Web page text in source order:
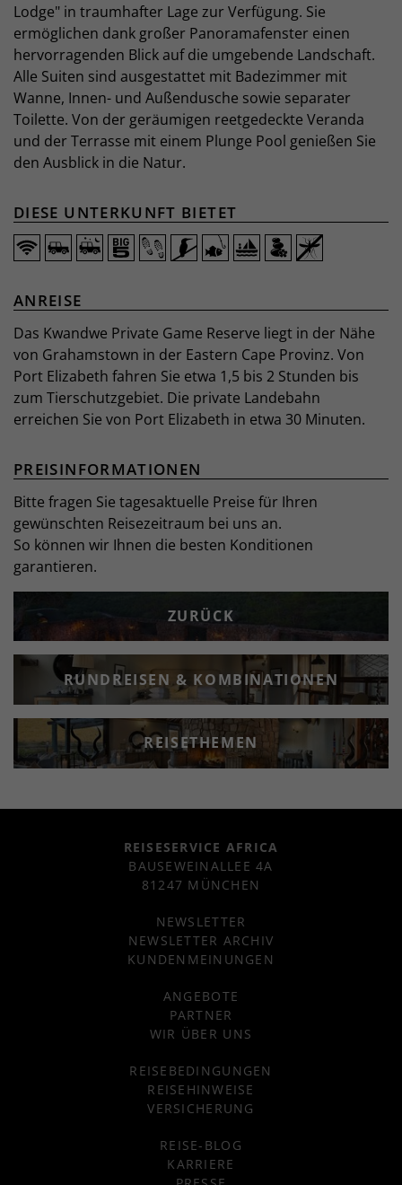
Lodge" in traumhafter Lage zur Verfügung. Sie
ermöglichen dank großer Panoramafenster einen
hervorragenden Blick auf die umgebende Landschaft.
Alle Suiten sind ausgestattet mit Badezimmer mit
Wanne, Innen- und Außendusche sowie separater
Toilette. Von der geräumigen reetgedeckte Veranda
und der Terrasse mit einem Plunge Pool genießen Sie
den Ausblick in die Natur.
DIESE UNTERKUNFT BIETET
ANREISE
Das Kwandwe Private Game Reserve liegt in der Nähe
von Grahamstown in der Eastern Cape Provinz. Von
Port Elizabeth fahren Sie etwa 1,5 bis 2 Stunden bis
zum Tierschutzgebiet. Die private Landebahn
erreichen Sie von Port Elizabeth in etwa 30 Minuten.
PREISINFORMATIONEN
Bitte fragen Sie tagesaktuelle Preise für Ihren
gewünschten Reisezeitraum bei uns an.
So können wir Ihnen die besten Konditionen
garantieren.
ZURÜCK
RUNDREISEN & KOMBINATIONEN
REISETHEMEN
REISESERVICE AFRICA
BAUSEWEINALLEE 4A
81247 MÜNCHEN
NEWSLETTER
NEWSLETTER ARCHIV
KUNDENMEINUNGEN
ANGEBOTE
PARTNER
WIR ÜBER UNS
REISEBEDINGUNGEN
REISEHINWEISE
VERSICHERUNG
REISE-BLOG
KARRIERE